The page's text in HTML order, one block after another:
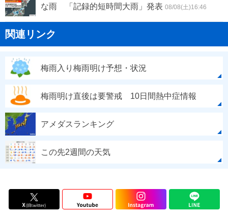
な雨 「記録的短時間大雨」発表 08/08(土)16:46
関連リンク
梅雨入り梅雨明け予想・状況
梅雨明け直後は要警戒 10日間熱中症情報
アメダスランキング
この先2週間の天気